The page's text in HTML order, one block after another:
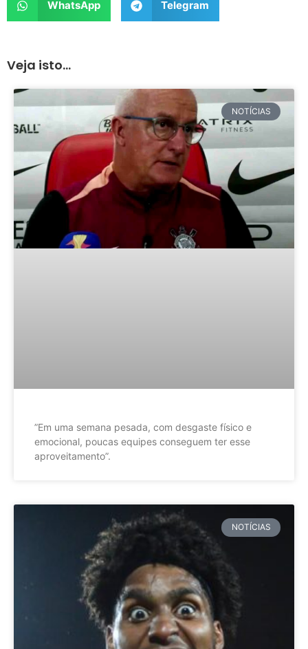
WhatsApp Telegram
Veja isto...
NOTÍCIAS
”Em uma semana pesada, com desgaste físico e
emocional, poucas equipes conseguem ter esse
aproveitamento”.
NOTÍCIAS